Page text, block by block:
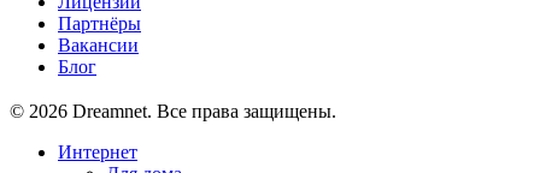
Партнёры
Вакансии
Блог
© 2026 Dreamnet. Все права защищены.
Интернет